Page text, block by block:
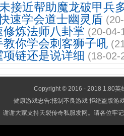
接近帮助魔龙破甲兵
速学会道士幽灵盾
炼法师八卦掌 (20-04-
你学会刺客狮子吼
链还是说详细 (18-02-
Copyright © 2016 - 2018 1.80英
健康游戏忠告:抵制不良游戏 拒绝盗版游
谢谢大家支持天裂传奇私服发网。请各位牢